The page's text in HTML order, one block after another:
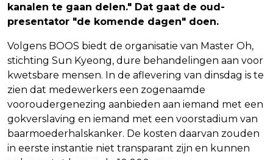
kanalen te gaan delen." Dat gaat de oud-
presentator "de komende dagen" doen.
Volgens BOOS biedt de organisatie van Master Oh,
stichting Sun Kyeong, dure behandelingen aan voor
kwetsbare mensen. In de aflevering van dinsdag is te
zien dat medewerkers een zogenaamde
vooroudergenezing aanbieden aan iemand met een
gokverslaving en iemand met een voorstadium van
baarmoederhalskanker. De kosten daarvan zouden
in eerste instantie niet transparant zijn en kunnen